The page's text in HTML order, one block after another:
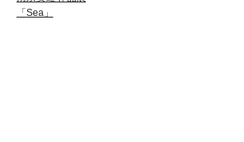
「Sea」